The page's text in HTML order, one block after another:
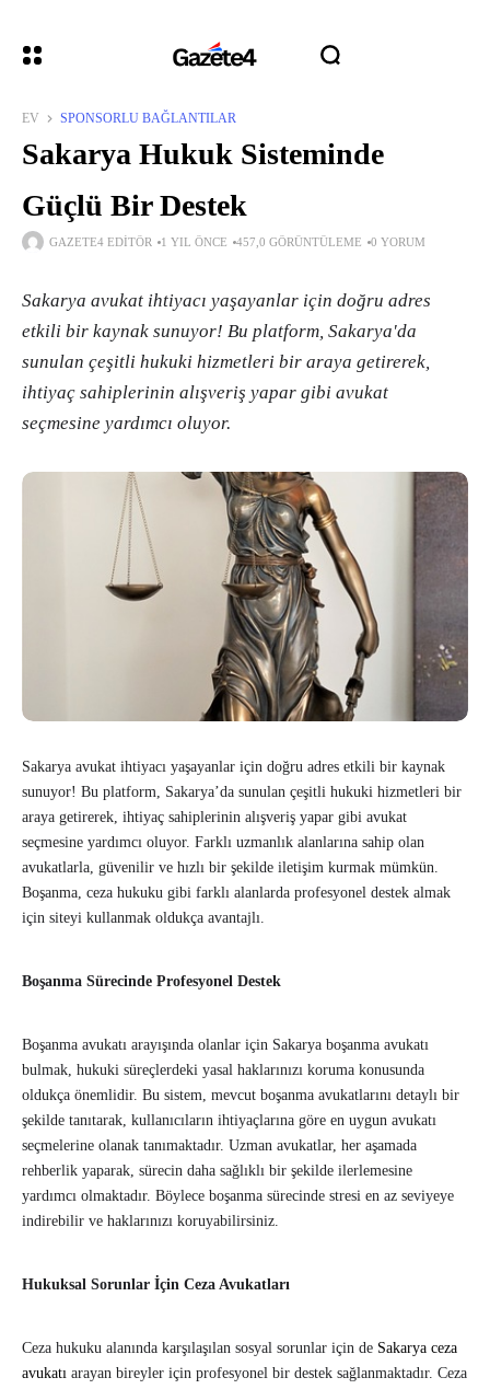
EV SPONSORLU BAĞLANTILAR
Sakarya Hukuk Sisteminde
Güçlü Bir Destek
GAZETE4 EDITÖR 1 YIL ÖNCE 457,0 GÖRÜNTÜLEME 0 YORUM
Sakarya avukat ihtiyacı yaşayanlar için doğru adres
etkili bir kaynak sunuyor! Bu platform, Sakarya'da
sunulan çeşitli hukuki hizmetleri bir araya getirerek,
ihtiyaç sahiplerinin alışveriş yapar gibi avukat
seçmesine yardımcı oluyor.
Sakarya avukat ihtiyacı yaşayanlar için doğru adres etkili bir kaynak
sunuyor! Bu platform, Sakarya’da sunulan çeşitli hukuki hizmetleri bir
araya getirerek, ihtiyaç sahiplerinin alışveriş yapar gibi avukat
seçmesine yardımcı oluyor. Farklı uzmanlık alanlarına sahip olan
avukatlarla, güvenilir ve hızlı bir şekilde iletişim kurmak mümkün.
Boşanma, ceza hukuku gibi farklı alanlarda profesyonel destek almak
için siteyi kullanmak oldukça avantajlı.
Boşanma Sürecinde Profesyonel Destek
Boşanma avukatı arayışında olanlar için Sakarya boşanma avukatı
bulmak, hukuki süreçlerdeki yasal haklarınızı koruma konusunda
oldukça önemlidir. Bu sistem, mevcut boşanma avukatlarını detaylı bir
şekilde tanıtarak, kullanıcıların ihtiyaçlarına göre en uygun avukatı
seçmelerine olanak tanımaktadır. Uzman avukatlar, her aşamada
rehberlik yaparak, sürecin daha sağlıklı bir şekilde ilerlemesine
yardımcı olmaktadır. Böylece boşanma sürecinde stresi en az seviyeye
indirebilir ve haklarınızı koruyabilirsiniz.
Hukuksal Sorunlar İçin Ceza Avukatları
Ceza hukuku alanında karşılaşılan sosyal sorunlar için de Sakarya ceza
avukatı arayan bireyler için profesyonel bir destek sağlanmaktadır. Ceza